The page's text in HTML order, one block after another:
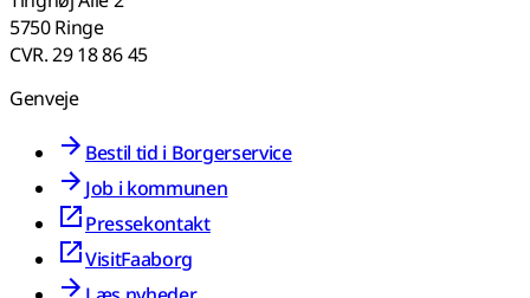
5750 Ringe
CVR. 29 18 86 45
Genveje
Bestil tid i Borgerservice
Job i kommunen
Pressekontakt
VisitFaaborg